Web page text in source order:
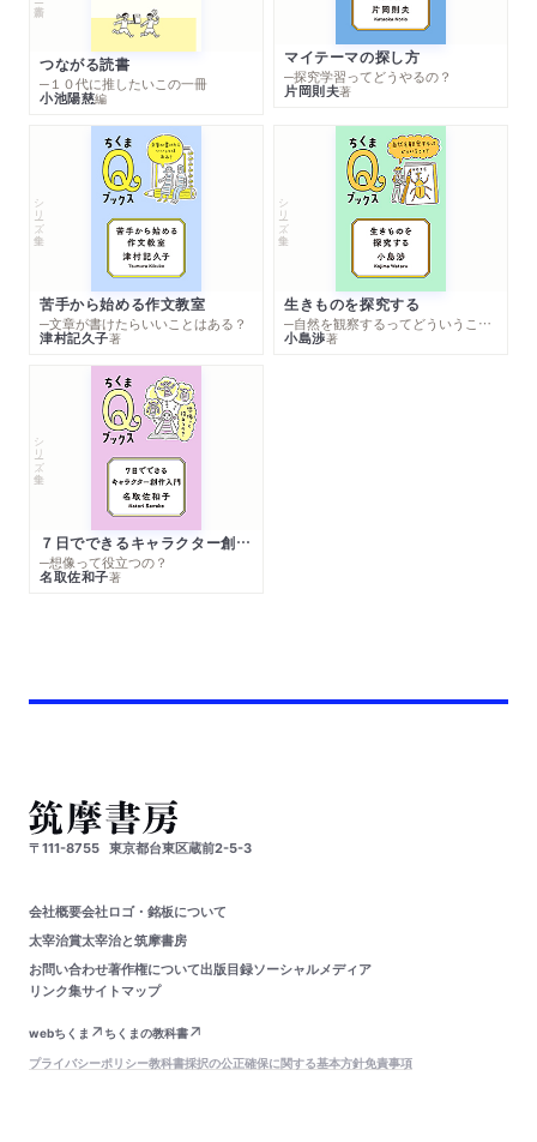
つながる読書
─１０代に推したいこの一冊
小池陽慈編
マイテーマの探し方
─探究学習ってどうやるの？
片岡則夫著
シリーズ・全集
苦手から始める作文教室
─文章が書けたらいいことはある？
津村記久子著
シリーズ・全集
生きものを探究する
─自然を観察するってどういうこと？
小島渉著
シリーズ・全集
７日でできるキャラクター創作入門
─想像って役立つの？
名取佐和子著
〒111-8755 東京都台東区蔵前2-5-3
会社概要会社ロゴ・銘板について
太宰治賞太宰治と筑摩書房
お問い合わせ著作権について出版目録ソーシャルメディア
リンク集サイトマップ
webちくま
ちくまの教科書
プライバシーポリシー教科書採択の公正確保に関する基本方針免責事項